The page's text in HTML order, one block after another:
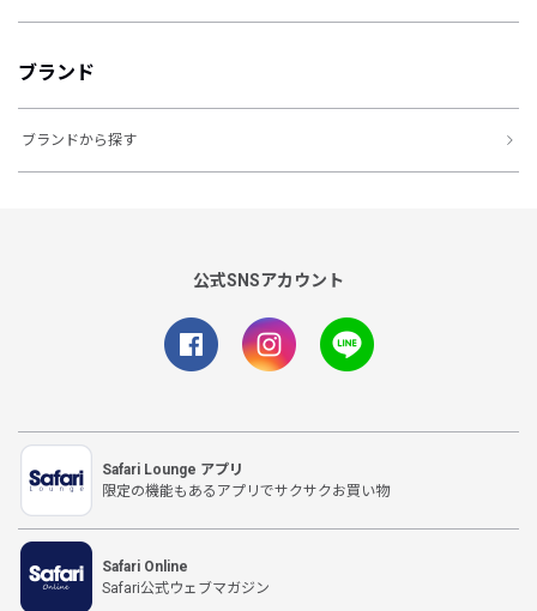
ブランド
ブランドから探す
公式SNSアカウント
Safari Lounge アプリ
限定の機能もあるアプリでサクサクお買い物
Safari Online
Safari公式ウェブマガジン